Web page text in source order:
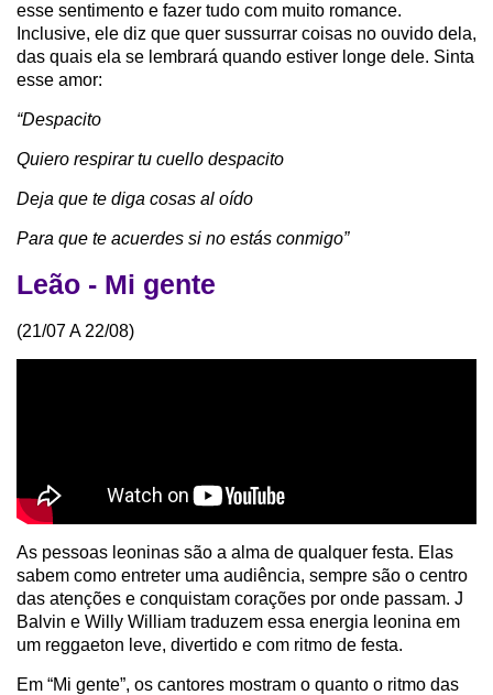
esse sentimento e fazer tudo com muito romance.
Inclusive, ele diz que quer sussurrar coisas no ouvido dela,
das quais ela se lembrará quando estiver longe dele. Sinta
esse amor:
“Despacito
Quiero respirar tu cuello despacito
Deja que te diga cosas al oído
Para que te acuerdes si no estás conmigo”
Leão - Mi gente
(21/07 A 22/08)
As pessoas leoninas são a alma de qualquer festa. Elas
sabem como entreter uma audiência, sempre são o centro
das atenções e conquistam corações por onde passam. J
Balvin e Willy William traduzem essa energia leonina em
um reggaeton leve, divertido e com ritmo de festa.
Em “Mi gente”, os cantores mostram o quanto o ritmo das